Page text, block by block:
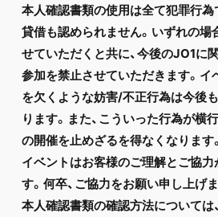
本人確認書類の使用は全て犯罪行
貸借も認められません。いずれの場
せていただくと共に、今後のJO1に
参加を禁止させていただきます。イ
を欠くような妨害/不正行為は今後
ります。また、こういった行為が横
の開催を止めざるを得なくなります。
イベントはお客様のご理解とご協
す。何卒、ご協力をお願い申し上げま
本人確認書類の確認方法については